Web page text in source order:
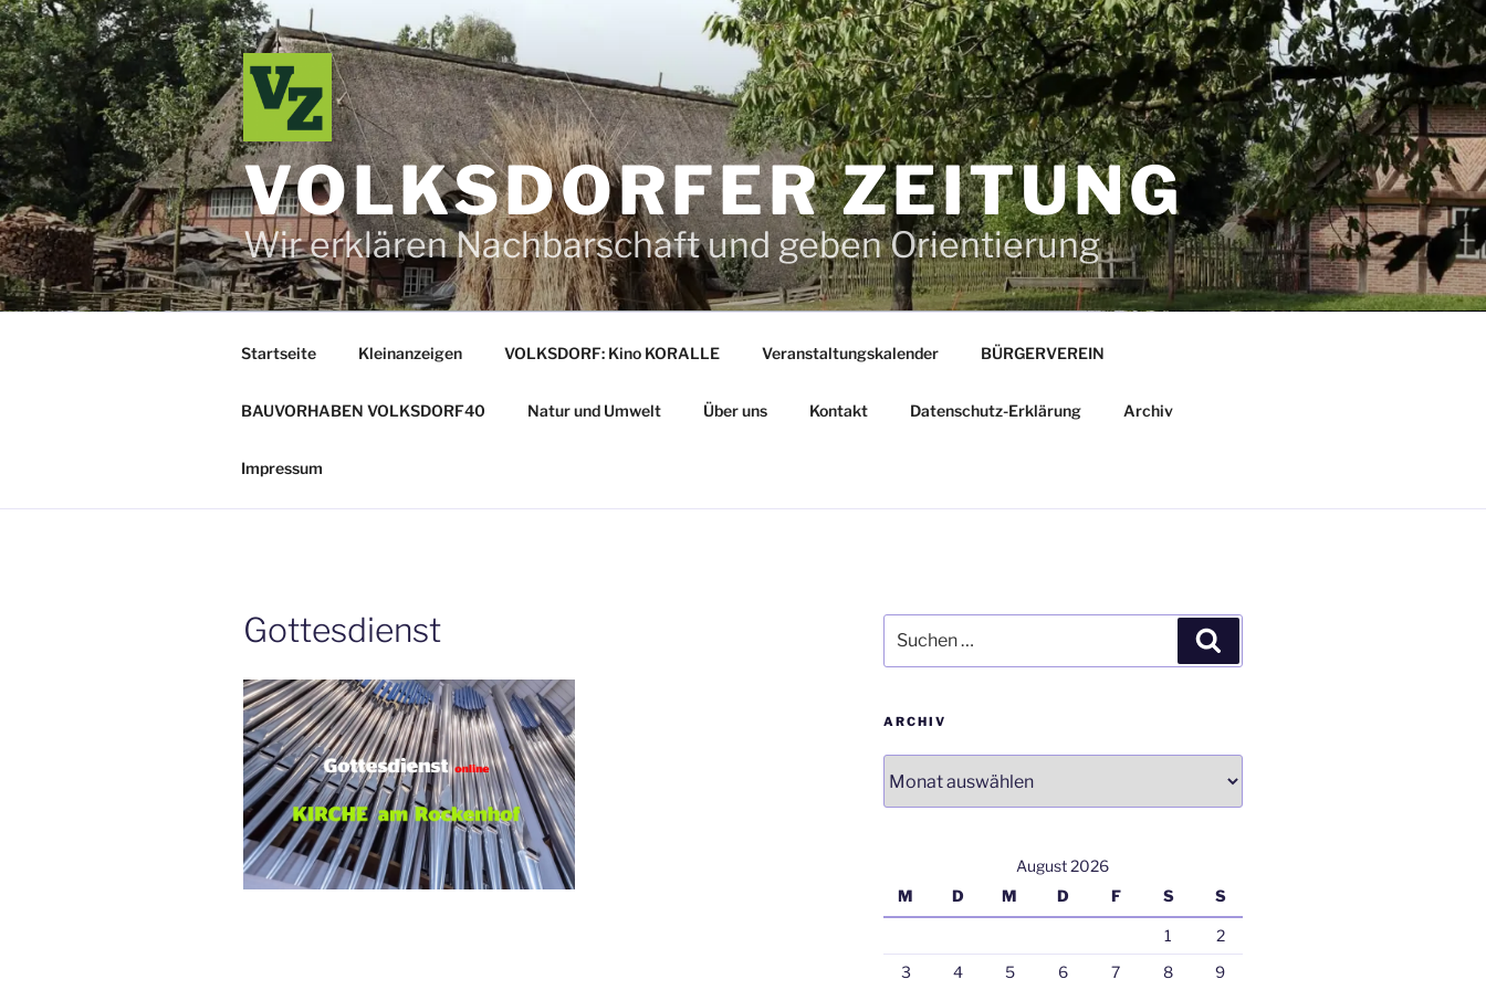
Zum
Inhalt
springen
VOLKSDORFER ZEITUNG
Wir erklären Nachbarschaft und geben Orientierung
Startseite Kleinanzeigen VOLKSDORF: Kino KORALLE Veranstaltungskalender BÜRGERVEREIN
BAUVORHABEN VOLKSDORF40 Natur und Umwelt Über uns Kontakt Datenschutz-Erklärung Archiv
Impressum
Gottesdienst
nach:
ARCHIV
August 2026
M
D M D F S S
1
2
3
4 5 6 7 8 9